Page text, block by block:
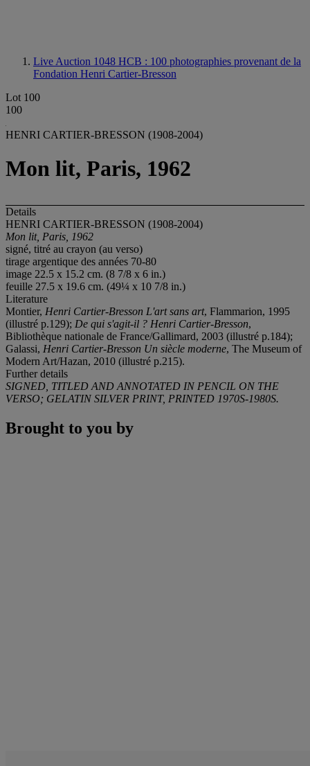
Live Auction 1048 HCB : 100 photographies provenant de la
Fondation Henri Cartier-Bresson
Lot 100
100
HENRI CARTIER-BRESSON (1908-2004)
Mon lit, Paris, 1962
Details
HENRI CARTIER-BRESSON (1908-2004)
Mon lit, Paris, 1962
signé, titré au crayon (au verso)
tirage argentique des années 70-80
image 22.5 x 15.2 cm. (8 7/8 x 6 in.)
feuille 27.5 x 19.6 cm. (49¼ x 10 7/8 in.)
Literature
Montier, Henri Cartier-Bresson L'art sans art, Flammarion, 1995
(illustré p.129); De qui s'agit-il ? Henri Cartier-Bresson,
Bibliothèque nationale de France/Gallimard, 2003 (illustré p.184);
Galassi, Henri Cartier-Bresson Un siècle moderne, The Museum of
Modern Art/Hazan, 2010 (illustré p.215).
Further details
SIGNED, TITLED AND ANNOTATED IN PENCIL ON THE
VERSO; GELATIN SILVER PRINT, PRINTED 1970S-1980S.
Brought to you by